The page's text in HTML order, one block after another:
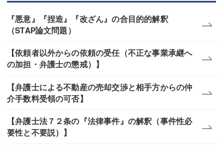
『悪意』『捏造』『改ざん』の合目的的解釈
（STAP論文問題）
【依頼者以外からの依頼の受任（不正な事業承継へ
の加担・弁護士の懲戒）】
【弁護士による不動産の売却交渉と相手方からの仲
介手数料受領の可否】
【弁護士法７２条の『法律事件』の解釈（事件性必
要性と不要説）】